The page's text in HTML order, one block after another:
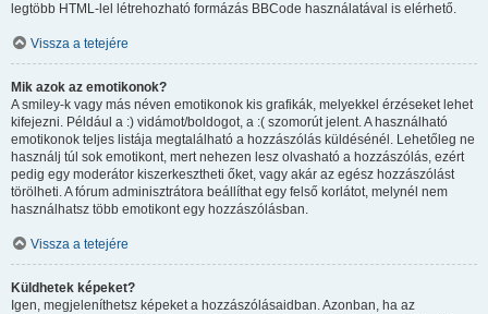
legtöbb HTML-lel létrehozható formázás BBCode használatával is elérhető.
Vissza a tetejére
Mik azok az emotikonok?
A smiley-k vagy más néven emotikonok kis grafikák, melyekkel érzéseket lehet
kifejezni. Például a :) vidámot/boldogot, a :( szomorút jelent. A használható
emotikonok teljes listája megtalálható a hozzászólás küldésénél. Lehetőleg ne
használj túl sok emotikont, mert nehezen lesz olvasható a hozzászólás, ezért
pedig egy moderátor kiszerkesztheti őket, vagy akár az egész hozzászólást
törölheti. A fórum adminisztrátora beállíthat egy felső korlátot, melynél nem
használhatsz több emotikont egy hozzászólásban.
Vissza a tetejére
Küldhetek képeket?
Igen, megjeleníthetsz képeket a hozzászólásaidban. Azonban, ha az